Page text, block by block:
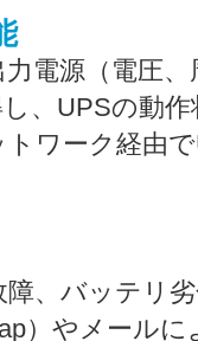
電源（電圧
、UPSの動
ワーク経由
、バッテリ
）やメール